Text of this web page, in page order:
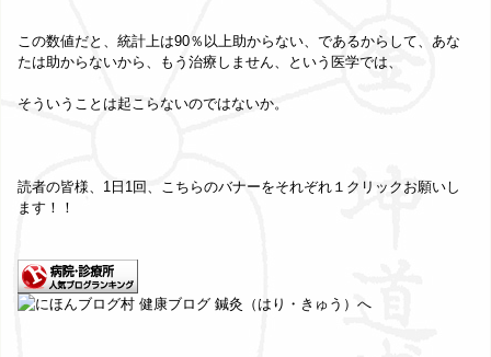
この数値だと、統計上は90％以上助からない、であるからして、あな
たは助からないから、もう治療しません、という医学では、
そういうことは起こらないのではないか。
読者の皆様、1日1回、こちらのバナーをそれぞれ１クリックお願いし
ます！！